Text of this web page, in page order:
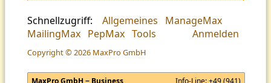
Schnellzugriff: Allgemeines
ManageMax
MailingMax PepMax Tools Anmelden
Copyright © 2026 MaxPro GmbH
MaxPro GmbH − Business Info-Line:+49 (941)